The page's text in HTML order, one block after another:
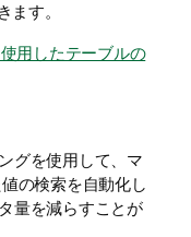
す。
用したテーブルの
グを使用して、マ
の検索を自動化し
量を減らすことが